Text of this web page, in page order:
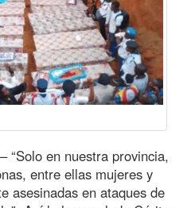
“Solo en nuestra provincia,
entre ellas mujeres y
asesinadas en ataques de